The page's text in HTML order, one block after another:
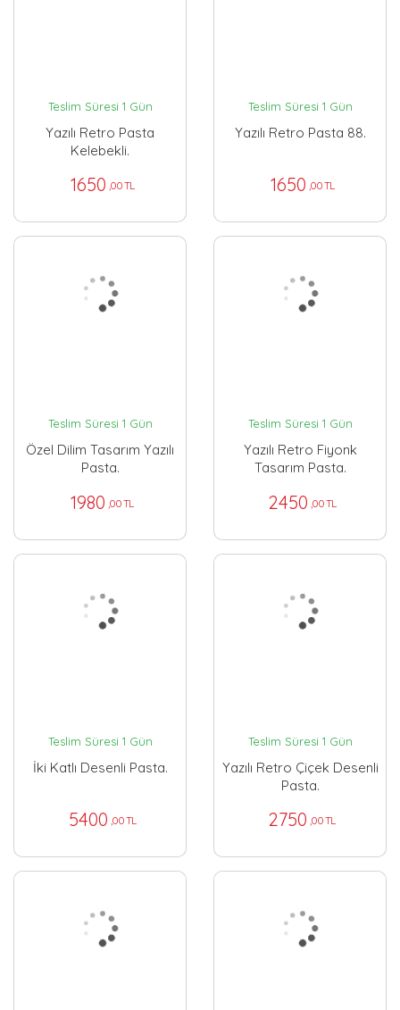
Teslim Süresi 1 Gün
Yazılı Retro Pasta
Kelebekli.
1650 ,00 TL
Teslim Süresi 1 Gün
Yazılı Retro Pasta 88.
1650 ,00 TL
Teslim Süresi 1 Gün
Özel Dilim Tasarım Yazılı
Pasta.
1980 ,00 TL
Teslim Süresi 1 Gün
Yazılı Retro Fiyonk
Tasarım Pasta.
2450 ,00 TL
Teslim Süresi 1 Gün
İki Katlı Desenli Pasta.
5400 ,00 TL
Teslim Süresi 1 Gün
Yazılı Retro Çiçek Desenli
Pasta.
2750 ,00 TL